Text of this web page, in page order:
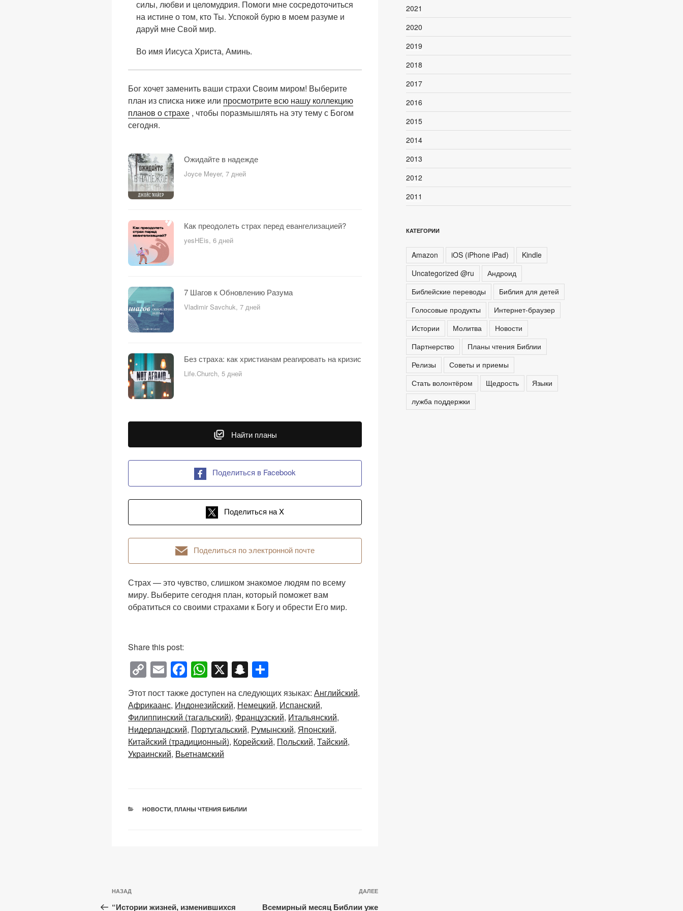
силы, любви и целомудрия. Помоги мне сосредоточиться
на истине о том, кто Ты. Успокой бурю в моем разуме и
даруй мне Свой мир.
Во имя Иисуса Христа, Аминь.
Бог хочет заменить ваши страхи Своим миром! Выберите
план из списка ниже или просмотрите всю нашу коллекцию
планов о страхе , чтобы поразмышлять на эту тему с Богом
сегодня.
Ожидайте в надежде
Joyce Meyer, 7 дней
Как преодолеть страх перед евангелизацией?
yesHEis, 6 дней
7 Шагов к Обновлению Разума
Vladimir Savchuk, 7 дней
Без страха: как христианам реагировать на кризис
Life.Church, 5 дней
Найти планы
Поделиться в Facebook
Поделиться на X
Поделиться по электронной почте
Страх — это чувство, слишком знакомое людям по всему
миру. Выберите сегодня план, который поможет вам
обратиться со своими страхами к Богу и обрести Его мир.
Share this post:
C
o
p
y
Li
n
E
m
ail
F
a
c
e
b
o
W
h
at
s
A
p
X S
n
a
p
c
h
тп
р
а
в
и
Этот пост также доступен на следующих языках: Английский
Африкаанс Индонезийский Немецкий Испанский
Филиппинский (тагальский) Французский Итальянский
Нидерландский Португальский Румынский Японский
Китайский (традиционный) Корейский Польский Тайский
Украинский Вьетнамский
РУБРИКИ
НОВОСТИ, ПЛАНЫ ЧТЕНИЯ БИБЛИИ
Навигация
по
Предыдущая
запись:
НАЗАД
“Истории жизней, изменившихся
Следующая
запись
ДАЛЕЕ
Всемирный месяц Библии уже
2021
2020
2019
2018
2017
2016
2015
2014
2013
2012
2011
КАТЕГОРИИ
Amazon iOS (iPhone iPad)
Kindle
Uncategorized @ru
Андроид
Библейские переводы
Библия для детей
Голосовые продукты
Интернет-браузер
Истории
Молитва
Новости
Партнерство
Планы чтения Библии
Релизы
Советы и приемы
Стать волонтёром
Щедрость
Языки
лужба поддержки